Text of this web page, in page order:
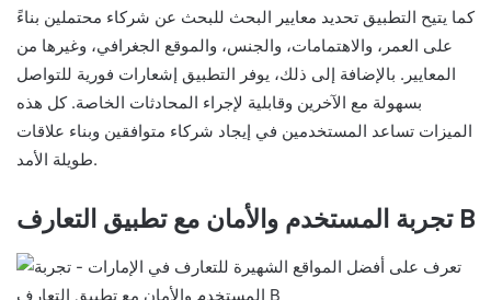
كما يتيح التطبيق تحديد معايير البحث للبحث عن شركاء محتملين بناءً
على العمر، والاهتمامات، والجنس، والموقع الجغرافي، وغيرها من
المعايير. بالإضافة إلى ذلك، يوفر التطبيق إشعارات فورية للتواصل
بسهولة مع الآخرين وقابلية لإجراء المحادثات الخاصة. كل هذه
الميزات تساعد المستخدمين في إيجاد شركاء متوافقين وبناء علاقات
طويلة الأمد.
تجربة المستخدم والأمان مع تطبيق التعارف B